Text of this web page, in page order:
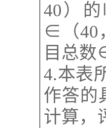
40）
∈（40
目总
4.本表
作答的
计算，